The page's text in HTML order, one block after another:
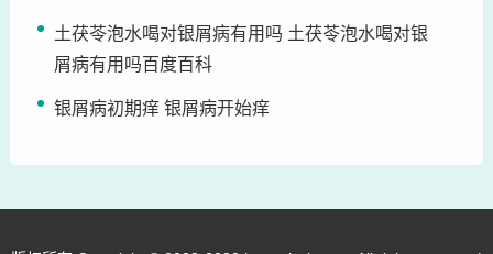
土茯苓泡水喝对银屑病有用吗 土茯苓泡水喝对银
屑病有用吗百度百科
银屑病初期痒 银屑病开始痒